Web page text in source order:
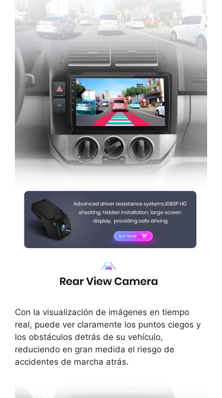
Con la visualización de imágenes en tiempo
real, puede ver claramente los puntos ciegos y
los obstáculos detrás de su vehículo,
reduciendo en gran medida el riesgo de
accidentes de marcha atrás.